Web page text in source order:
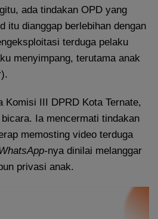
ada tindakan OPD yang
itu dianggap berlebihan dengan
terduga pelaku
menyimpang, terutama anak
Komisi III DPRD Kota Ternate,
Ia mencermati tindakan
memosting video terduga
nya dinilai melanggar
privasi anak.